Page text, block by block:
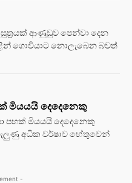
ආණුඩුව පෙන්වා දෙන
ගොවියාට නොලැබෙන බවත්
මියයයි දෙදෙනෙකු
පහක් මියයයි දෙදෙනෙකු
අධික වර්ෂාව හේතුවෙන්
-